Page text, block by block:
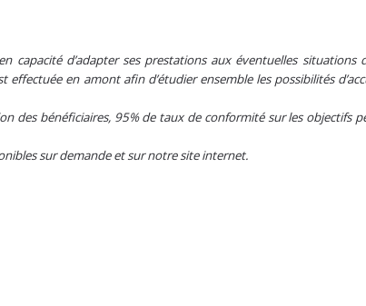
capacité d’adapter ses prestations aux éventuelles situations
en amont afin d’étudier ensemble les possibilités
des bénéficiaires, 95% de taux de conformité sur les objectifs
sur demande et sur notre site internet.